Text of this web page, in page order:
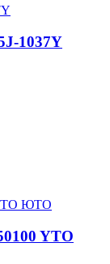
1037Y
YTO